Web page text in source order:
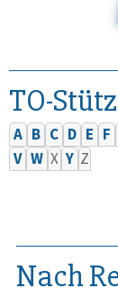
TO-
A B C D E F
V W X Y Z
Nach